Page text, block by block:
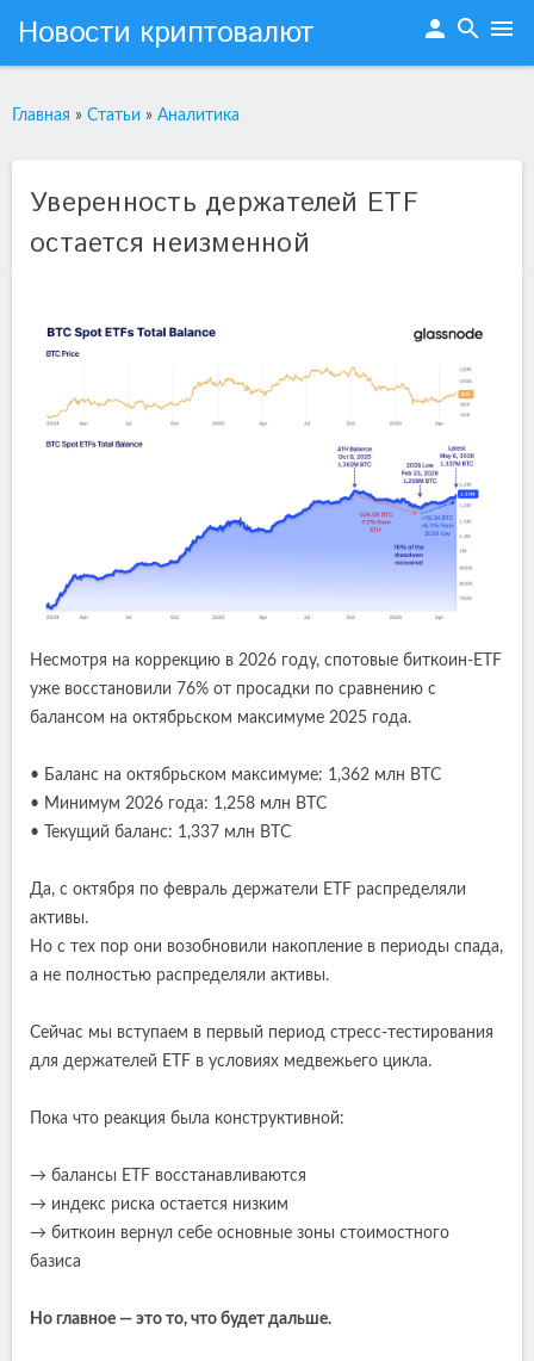
Новости криптовалют person search menu
Главная » Статьи » Аналитика
Уверенность держателей ETF
остается неизменной
Несмотря на коррекцию в 2026 году, спотовые биткоин-ETF
уже восстановили 76% от просадки по сравнению с
балансом на октябрьском максимуме 2025 года.
• Баланс на октябрьском максимуме: 1,362 млн BTC
• Минимум 2026 года: 1,258 млн BTC
• Текущий баланс: 1,337 млн BTC
Да, с октября по февраль держатели ETF распределяли
активы.
Но с тех пор они возобновили накопление в периоды спада,
а не полностью распределяли активы.
Сейчас мы вступаем в первый период стресс-тестирования
для держателей ETF в условиях медвежьего цикла.
Пока что реакция была конструктивной:
→ балансы ETF восстанавливаются
→ индекс риска остается низким
→ биткоин вернул себе основные зоны стоимостного
базиса
Но главное — это то, что будет дальше.